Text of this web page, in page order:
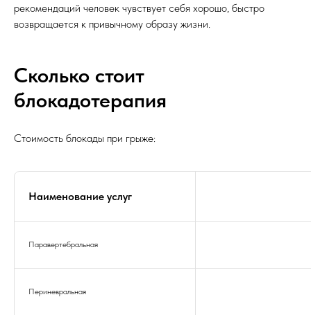
рекомендаций человек чувствует себя хорошо, быстро
возвращается к привычному образу жизни.
Сколько стоит
блокадотерапия
Стоимость блокады при грыже:
Наименование услуг
Паравертебральная
Периневральная